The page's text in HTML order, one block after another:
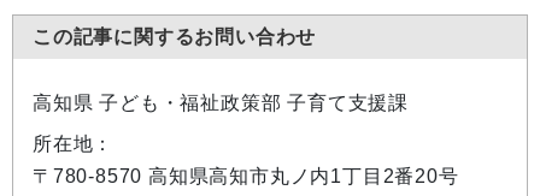
この記事に関するお問い合わせ
高知県 子ども・福祉政策部 子育て支援課
所在地：
〒780-8570 高知県高知市丸ノ内1丁目2番20号